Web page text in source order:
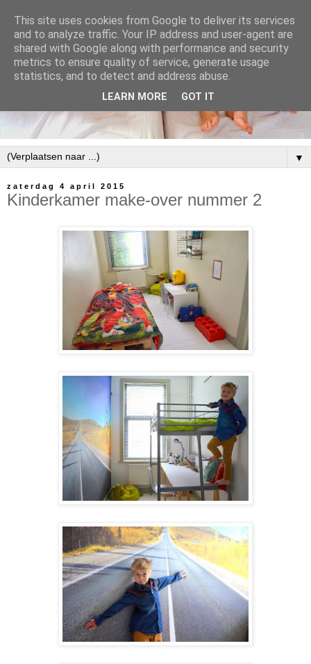
▼
zaterdag 4 april 2015
Kinderkamer make-over nummer 2
This site uses cookies from Google to deliver its services
and to analyze traffic. Your IP address and user-agent are
shared with Google along with performance and security
metrics to ensure quality of service, generate usage
statistics, and to detect and address abuse.
LEARN MORE GOT IT